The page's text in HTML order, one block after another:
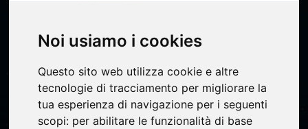
Noi usiamo i cookies
Questo sito web utilizza cookie e altre
tecnologie di tracciamento per migliorare la
tua esperienza di navigazione per i seguenti
scopi: per abilitare le funzionalità di base
y se sitúa el puesto 31 del
Ranking de las Mejores
Consultoras de Comunicación
- PROA Comunicación